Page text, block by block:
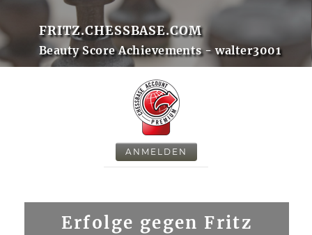
FRITZ.CHESSBASE.COM
Beauty Score Achievements - walter3001
ANMELDEN
Erfolge gegen Fritz